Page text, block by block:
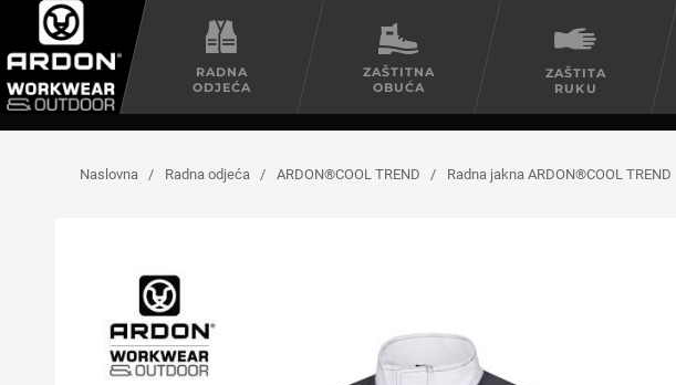
RADNA
ODJEĆA
ZAŠTITNA
OBUĆA
ZAŠTITA
RUKU
Naslovna / Radna odjeća / ARDON®COOL TREND / Radna jakna ARDON®COOL TREND